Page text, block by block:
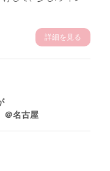
詳細を見る
＠名古屋